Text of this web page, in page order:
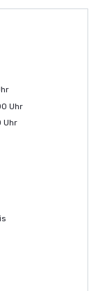
Uhr
Uhr